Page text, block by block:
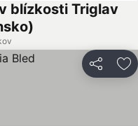
blízkosti Triglav
Zdieľať